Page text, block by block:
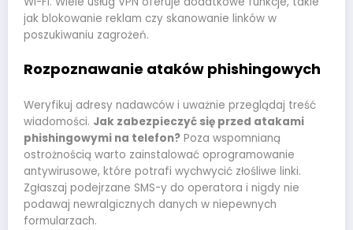
jak blokowanie reklam czy skanowanie linków w
poszukiwaniu zagrożeń.
Rozpoznawanie ataków phishingowych
Weryfikuj adresy nadawców i uważnie przeglądaj treść
wiadomości. Jak zabezpieczyć się przed atakami
phishingowymi na telefon? Poza wspomnianą
ostrożnością warto zainstalować oprogramowanie
antywirusowe, które potrafi wychwycić złośliwe linki.
Zgłaszaj podejrzane SMS-y do operatora i nigdy nie
podawaj newralgicznych danych w niepewnych
formularzach.